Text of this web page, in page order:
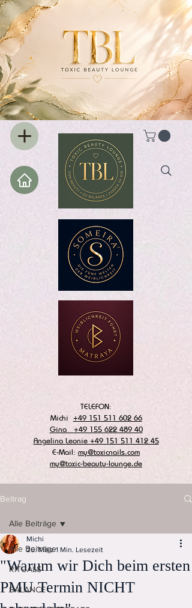
TELEFON:
Michi +49 151 511 602 66
Gina +49 155 622 489 40
Angelina Leonie +49 151 511 412 45
E-Mail: my@toxicnails.com
my@toxic-beauty-lounge.de
Beitrag
Alle Beiträge
RITUALS
BALANCE
Alle Beiträge
"Warum wir Dich beim ersten
PMU Termin NICHT
Michi
26. März 1 Min. Lesezeit